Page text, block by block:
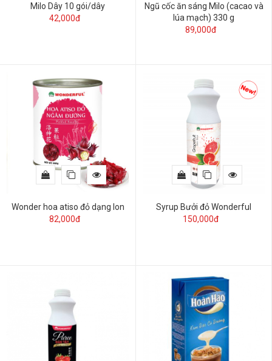
Milo Dây 10 gói/dây
42,000đ
Ngũ cốc ăn sáng Milo (cacao và
lúa mạch) 330 g
89,000đ
Wonder hoa atiso đỏ dạng lon
82,000đ
Syrup Bưởi đỏ Wonderful
150,000đ